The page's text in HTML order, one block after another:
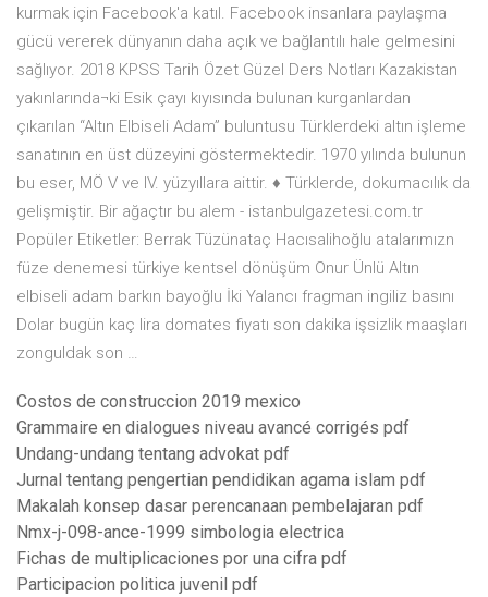
kurmak için Facebook'a katıl. Facebook insanlara paylaşma
gücü vererek dünyanın daha açık ve bağlantılı hale gelmesini
sağlıyor. 2018 KPSS Tarih Özet Güzel Ders Notları Kazakistan
yakınlarında¬ki Esik çayı kıyısında bulunan kurganlardan
çıkarılan “Altın Elbiseli Adam” buluntusu Türklerdeki altın işleme
sanatının en üst düzeyini göstermektedir. 1970 yılında bulunun
bu eser, MÖ V ve IV. yüzyıllara aittir. ♦ Türklerde, dokumacılık da
gelişmiştir. Bir ağaçtır bu alem - istanbulgazetesi.com.tr
Popüler Etiketler: Berrak Tüzünataç Hacısalihoğlu atalarımızn
füze denemesi türkiye kentsel dönüşüm Onur Ünlü Altın
elbiseli adam barkın bayoğlu İki Yalancı fragman ingiliz basını
Dolar bugün kaç lira domates fiyatı son dakika işsizlik maaşları
zonguldak son …
Costos de construccion 2019 mexico
Grammaire en dialogues niveau avancé corrigés pdf
Undang-undang tentang advokat pdf
Jurnal tentang pengertian pendidikan agama islam pdf
Makalah konsep dasar perencanaan pembelajaran pdf
Nmx-j-098-ance-1999 simbologia electrica
Fichas de multiplicaciones por una cifra pdf
Participacion politica juvenil pdf